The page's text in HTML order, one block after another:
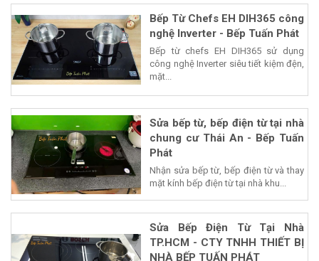
Bếp Từ Chefs EH DIH365 công
nghệ Inverter - Bếp Tuấn Phát
Bếp từ chefs EH DIH365 sử dụng
công nghệ Inverter siêu tiết kiệm đện,
mặt...
Sửa bếp từ, bếp điện từ tại nhà
chung cư Thái An - Bếp Tuấn
Phát
Nhận sửa bếp từ, bếp điện từ và thay
mặt kính bếp điện từ tại nhà khu...
Sửa Bếp Điện Từ Tại Nhà
TP.HCM - CTY TNHH THIẾT BỊ
NHÀ BẾP TUẤN PHÁT